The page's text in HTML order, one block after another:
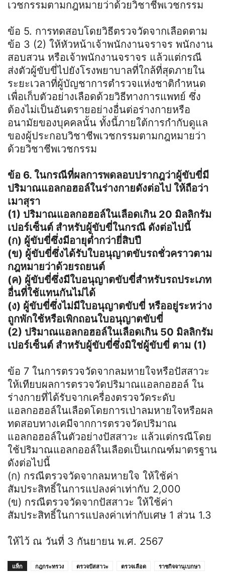
เวชกรรมตามกฎหมายว่าด้วยวิชาชีพเวชกรรม
ข้อ 5. การทดสอบโดยวิธีตรวจวัดจากเลือดตาม
ข้อ 3 (2) ให้หัวหน้าเจ้าพนักงานจราจร พนักงาน
สอบสวน หรือเจ้าพนักงานจราจร แล้วแต่กรณี
ส่งตัวผู้ขับขี่ไปยังโรงพยาบาลที่ใกล้ที่สุดภายใน
ระยะเวลาที่ผู้บัญชาการตำรวจแห่งชาติกำหนด
เพื่อเก็บตัวอย่างเลือดด้วยวิธีทางการแพทย์ ซึ่ง
ต้องไม่เป็นอันตรายอย่างอื่นต่อร่างกายหรือ
อนามัยของบุคคลนั้น ทั้งนี้ภายใต้การกำกับดูแล
ของผู้ประกอบวิชาชีพเวชกรรมตามกฎหมายว่า
ด้วยวิชาชีพเวชกรรม
ข้อ 6. ในกรณีที่ผลการพดลอบปรากฎว่าผู้ขับขี่มี
ปริมาณแอลกอฮอล์ในร่างกายดังต่อไป ให้ถือว่า
เมาสุรา
(1) ปริมาณแอลกอฮอล์ในเลือดเกิน 20 มิลลิกรัม
เปอร์เซ็นต์ สำหรับผู้ขับขี่ในกรณี ดังต่อไปนี้
(ก) ผู้ขับขี่ซึ่งมีอายุต่ำกว่ายี่สิบปี
(ข) ผู้ขับขี่ซึ่งได้รับใบอนุญาตขับรถชั่วคราวตาม
กฎหมายว่าด้วยรถยนต์
(ค) ผู้ขับขี่ซึ่งมีใบอนุญาตขับขี่สำหรับรถประเภท
อื่นที่ใช้แทนกันไม่ได้
(ง) ผู้ขับขี่ซึ่งไม่มีใบอนุญาตขับขี่ หรืออยู่ระหว่าง
ถูกพักใช้หรือเพิกถอนใบอนุญาตขับขี่
(2) ปริมาณแอลกอฮอล์ในเลือดเกิน 50 มิลลิกรัม
เปอร์เซ็นต์ สำหรับผู้ขับขี่ซึ่งมิใช่ผู้ขับขี่ ตาม (1)
ข้อ 7 ในการตรวจวัดจากลมหายใจหรือปัสสาวะ
ให้เทียบผลการตรวจวัดปริมาณแอลกอฮอล์ ใน
ร่างกายที่ได้รับจากเครื่องตรวจวัดระดับ
แอลกอฮอล์ในเลือดโดยการเป่าลมหายใจหรือผล
ทดสอบทางเคมีจากการตรวจวัดปริมาณ
แอลกอฮอล์ในตัวอย่างปัสสาวะ แล้วแต่กรณีโดย
ใช้ปริมาณแอลกออล์ในเลือดเป็นเกณฑ์มาตรฐาน
ดังต่อไปนี้
(ก) กรณีตรวจวัดจากลมหายใจ ให้ใช้ค่า
สัมประสิทธิ์ในการแปลงค่าเท่ากับ 2,000
(ข) กรณีตรวจวัดจากปัสสาวะ ให้ใช้ค่า
สัมประสิทธิ์ในการแปลงค่าเท่ากับเศษ 1 ส่วน 1.3
ให้ไว้ ณ วันที่ 3 กันยายน พ.ศ. 2567
แท็ก กฎกระทรวง ตรวจปัสสาวะ ตรวจเลือด
ราชกิจจานุเบกษา